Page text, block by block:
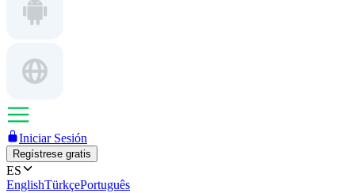
Iniciar Sesión
Regístrese gratis
ES
EnglishTürkçePortuguês